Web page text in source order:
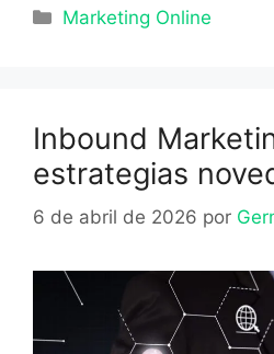
Categorías
Marketing Online
Inbound
estrategias
6 de abril de 2026 por